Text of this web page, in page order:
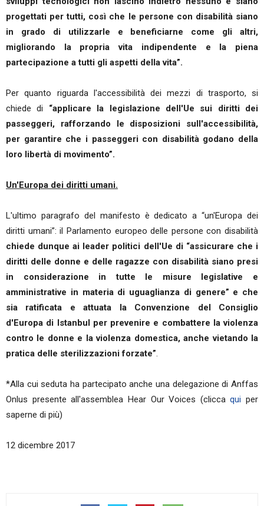
progettati per tutti, così che le persone con disabilità siano
in grado di utilizzarle e beneficiarne come gli altri,
migliorando la propria vita indipendente e la piena
partecipazione a tutti gli aspetti della vita”.
Per quanto riguarda l'accessibilità dei mezzi di trasporto, si
chiede di “applicare la legislazione dell'Ue sui diritti dei
passeggeri, rafforzando le disposizioni sull'accessibilità,
per garantire che i passeggeri con disabilità godano della
loro libertà di movimento”.
Un'Europa dei diritti umani.
L'ultimo paragrafo del manifesto è dedicato a “un'Europa dei
diritti umani”: il Parlamento europeo delle persone con disabilità
chiede dunque ai leader politici dell'Ue di “assicurare che i
diritti delle donne e delle ragazze con disabilità siano presi
in considerazione in tutte le misure legislative e
amministrative in materia di uguaglianza di genere” e che
sia ratificata e attuata la Convenzione del Consiglio
d'Europa di Istanbul per prevenire e combattere la violenza
contro le donne e la violenza domestica, anche vietando la
pratica delle sterilizzazioni forzate”.
*Alla cui seduta ha partecipato anche una delegazione di Anffas
Onlus presente all'assemblea Hear Our Voices (cliccaqui per
saperne di più)
12 dicembre 2017